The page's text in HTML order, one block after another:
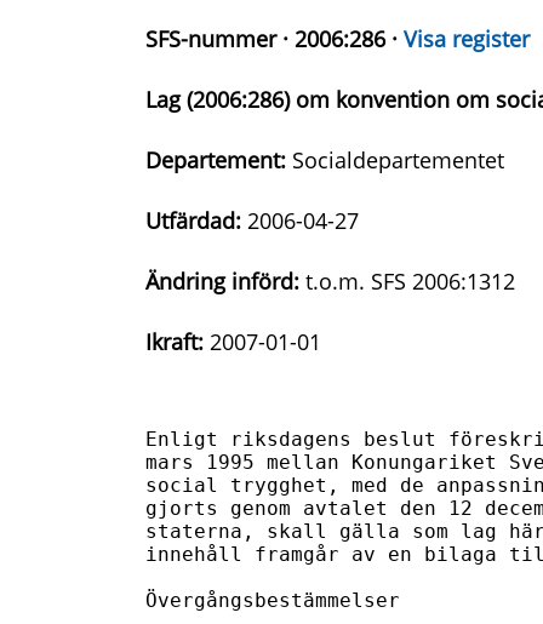
SFS-nummer · 2006:286 · Visa register
Lag (2006:286) om konvention om
Departement: Socialdepartementet
Utfärdad: 2006-04-27
Ändring införd: t.o.m. SFS 2006:1312
Ikraft: 2007-01-01